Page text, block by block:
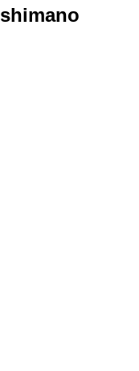
shimano